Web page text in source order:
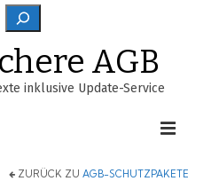
AGB
inklusive Update-Service
ZURÜCK ZU AGB-SCHUTZPAKETE